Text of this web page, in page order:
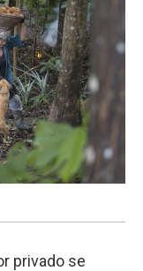
privado se